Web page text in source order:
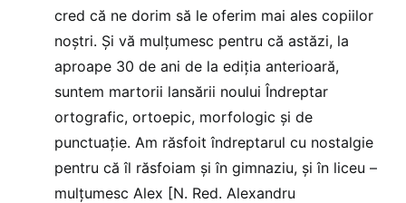
cred că ne dorim să le oferim mai ales copiilor
noștri. Și vă mulțumesc pentru că astăzi, la
aproape 30 de ani de la ediția anterioară,
suntem martorii lansării noului Îndreptar
ortografic, ortoepic, morfologic și de
punctuație. Am răsfoit îndreptarul cu nostalgie
pentru că îl răsfoiam și în gimnaziu, și în liceu –
mulțumesc Alex [N. Red. Alexandru